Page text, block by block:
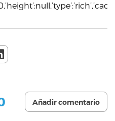
Añadir comentario